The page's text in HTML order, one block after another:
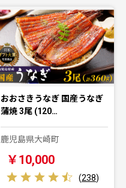
おおさきうなぎ 国産うなぎ
蒲焼 3尾 (120…
鹿児島県大崎町
￥10,000
(238)